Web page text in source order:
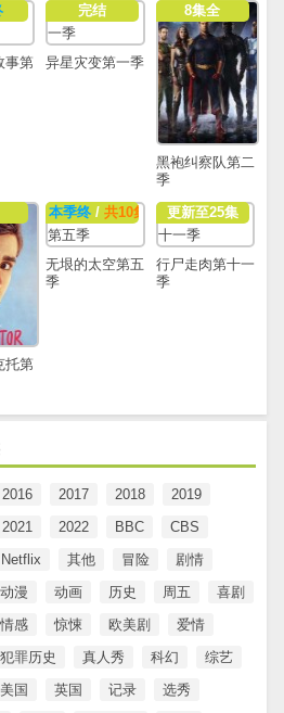
事第
完结
异星灾变第一季
8集全
黑袍纠察队第二
季
托第
本季终/ 共10集
无垠的太空第五
季
更新至25集
行尸走肉第十一
季
2016 2017 2018
2019
2021 2022 BBC
CBS
Netflix 其他 冒险
剧情
动漫 动画 历史 周五
喜剧
情感 惊悚 欧美剧
爱情
犯罪历史 真人秀 科幻
综艺
美国 英国 记录
选秀